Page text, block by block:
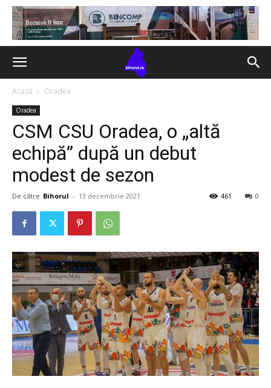
Acasă Oradea
Oradea
CSM CSU Oradea, o „altă
echipă” după un debut
modest de sezon
De către Bihorul - 13 decembrie 2021 0
461